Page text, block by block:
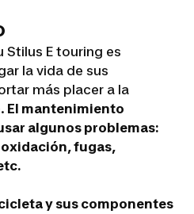
Stilus E touring es
la vida de sus
más placer a la
El mantenimiento
algunos problemas:
fugas,
y sus componentes